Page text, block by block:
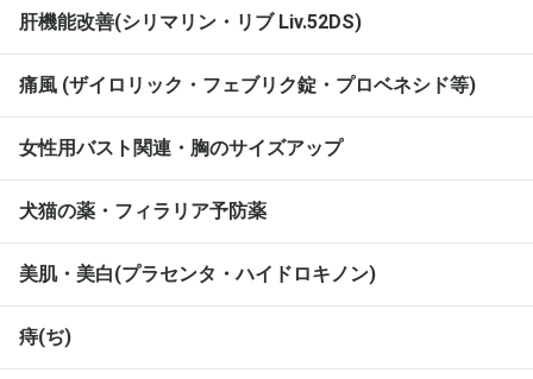
肝機能改善(シリマリン・リブ Liv.52DS)
痛風 (ザイロリック・フェブリク錠・プロベネシド等)
女性用バスト関連・胸のサイズアップ
犬猫の薬・フィラリア予防薬
美肌・美白(プラセンタ・ハイドロキノン)
痔(ぢ)